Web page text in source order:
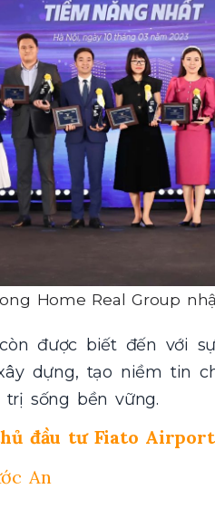
Home Real Group
được biết đến với
dựng, tạo niềm tin
sống bền vững.
đầu tư Fiato
An